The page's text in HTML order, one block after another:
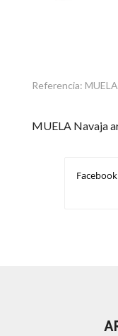
Referencia:
MUELA Navaja
Facebook